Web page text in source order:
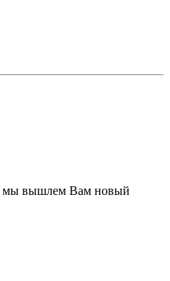
мы вышлем Вам новый